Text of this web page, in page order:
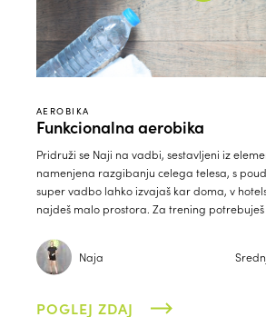
AEROBIKA
Funkcionalna aerobika
Pridruži se Naji na vadbi, sestavljeni iz
namenjena razgibanju celega telesa, s
super vadbo lahko izvajaš kar doma, v
najdeš malo prostora. Za trening potrebuješ
Naja
POGLEJ ZDAJ